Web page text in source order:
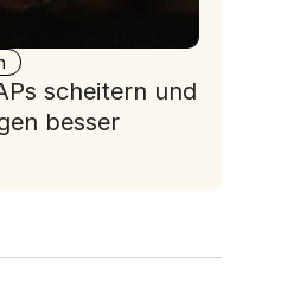
scheitern und
besser